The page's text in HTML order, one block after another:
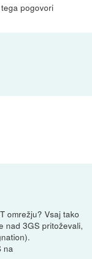
pogovori
omrežju? Vsaj tako
nad 3GS pritoževali,
na